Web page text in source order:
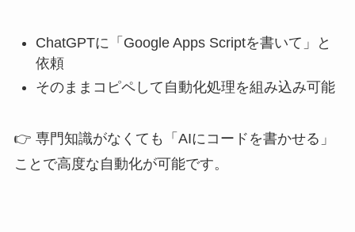
ChatGPTに「Google Apps Scriptを書いて」と
依頼
そのままコピペして自動化処理を組み込み可能
👉 専門知識がなくても「AIにコードを書かせる」
ことで高度な自動化が可能です。